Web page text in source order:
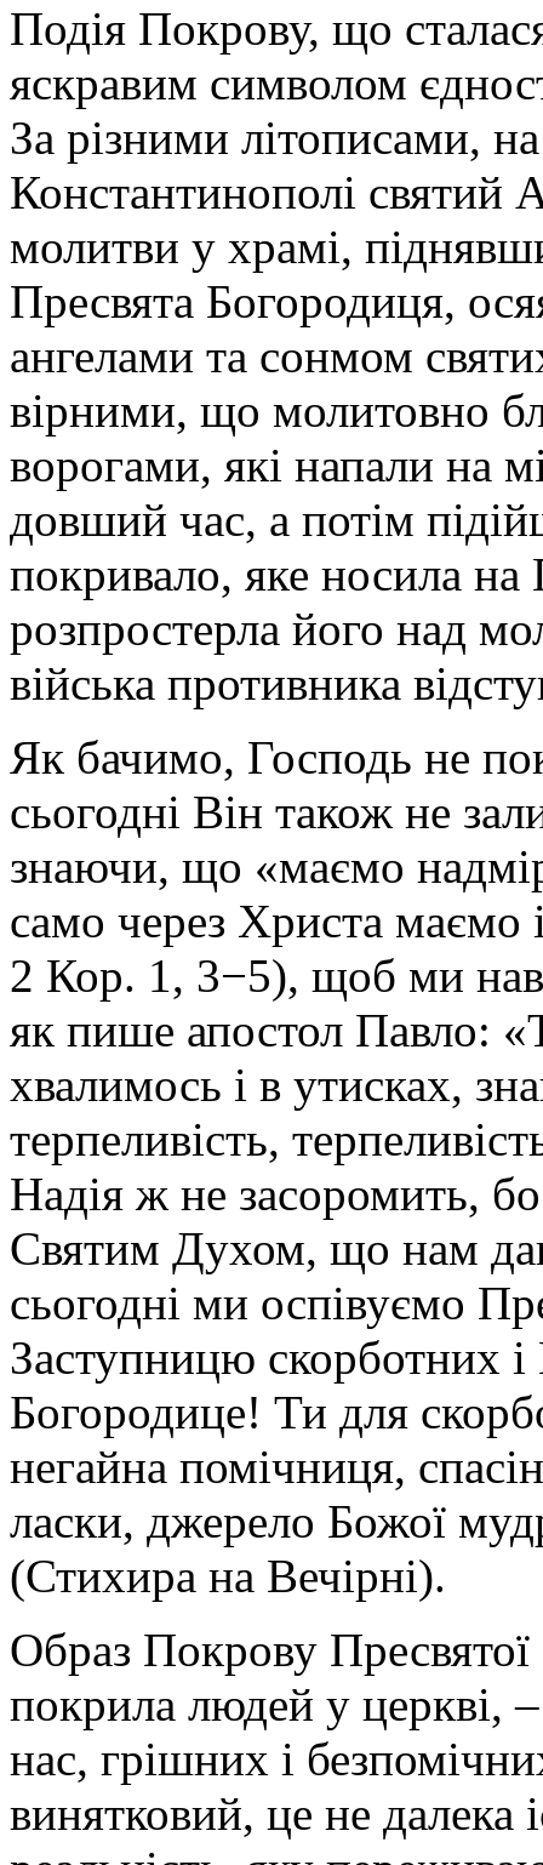
Подія Покрову, що
яскравим символом
За різними літописами,
Константинополі
молитви у храмі,
Пресвята Богородиця,
ангелами та сонмом
вірними, що молитовно
ворогами, які напали на
довший час, а потім
покривало, яке носила на
розпростерла його над
війська противника
Як бачимо, Господь не
сьогодні Він також не
знаючи, що «маємо
само через Христа маємо
2 Кор. 1, 3−5), щоб ми
як пише апостол Павло:
хвалимось і в утисках,
терпеливість,
Надія ж не засоромить,
Святим Духом, що нам
сьогодні ми оспівуємо
Заступницю скорботних
Богородице! Ти для
негайна помічниця,
ласки, джерело Божої
(Стихира на Вечірні).
Образ Покрову
покрила людей у церкві, –
нас, грішних і
винятковий, це не далека